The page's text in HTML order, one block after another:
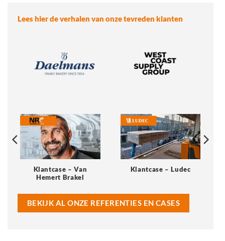
Lees hier de verhalen van onze tevreden klanten
Klantcase – Van
Hemert Brakel
Klantcase – Ludec
BEKIJK AL ONZE REFERENTIES EN CASES